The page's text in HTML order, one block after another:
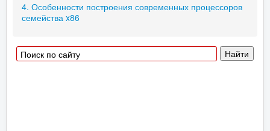
4. Особенности построения современных процессоров
семейства x86